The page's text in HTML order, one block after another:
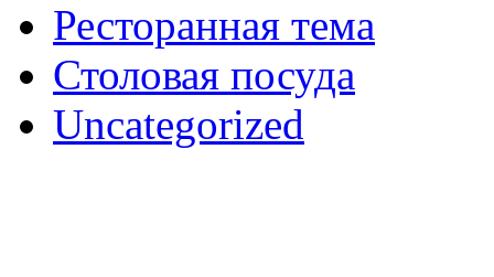
Ресторанная тема
Столовая посуда
Uncategorized